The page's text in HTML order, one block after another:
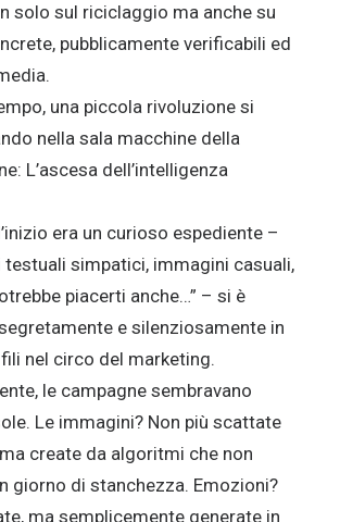
solo sul riciclaggio ma anche su
pubblicamente verificabili ed
una piccola rivoluzione si
nella sala macchine della
L’ascesa dell’intelligenza
era un curioso espediente –
simpatici, immagini casuali,
piacerti anche…” – si è
e silenziosamente in
nel circo del marketing.
le campagne sembravano
Le immagini? Non più scattate
create da algoritmi che non
giorno di stanchezza. Emozioni?
ma semplicemente generate in